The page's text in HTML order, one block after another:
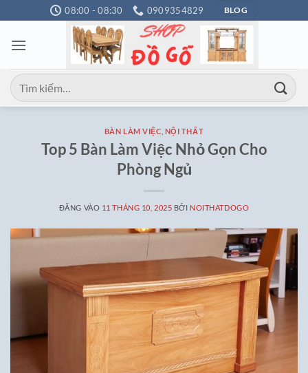
qua
nội
08:00 - 08:30 0909354829 BLOG
Tìm
kiếm:
BÀN LÀM VIỆC NỘI THẤT
Top 5 Bàn Làm Việc Nhỏ Gọn Cho
Phòng Ngủ
ĐĂNG VÀO 11 THÁNG 10, 2025 BỞI NOITHATDOGO